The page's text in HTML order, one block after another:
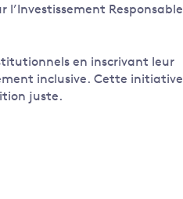
Responsable
en inscrivant leur
inclusive. Cette initiative
juste.